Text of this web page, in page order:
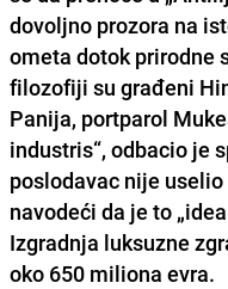
dovoljno prozora na
ometa dotok prirodne
filozofiji su građeni
Panija, portparol
industris“, odbacio je
poslodavac nije
navodeći da je to
Izgradnja luksuzne
oko 650 miliona evra.